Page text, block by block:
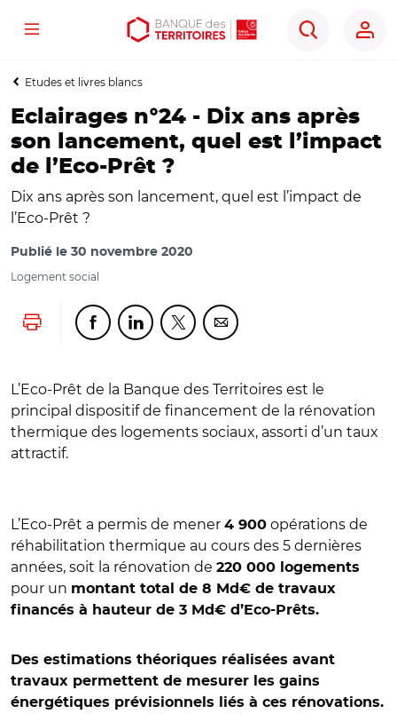
Aller
contenu
Aller
menu
Ouvrir
outils
Menu
Rechercher
Etudes et livres blancs
Eclairages n°24 - Dix ans après
son lancement, quel est l’impact
de l’Eco-Prêt ?
Dix ans après son lancement, quel est l’impact de
l’Eco-Prêt ?
Publié le 30 novembre 2020
Logement social
Lancer l'impressionPartager cette page sur Facebook
Partager cette page sur Linkedin
Partager cette page sur Twitter
Partager cette page sur
L’Eco-Prêt de la Banque des Territoires est le
principal dispositif de financement de la rénovation
thermique des logements sociaux, assorti d’un taux
attractif.
L’Eco-Prêt a permis de mener 4 900 opérations de
réhabilitation thermique au cours des 5 dernières
années, soit la rénovation de 220 000 logements
pour un montant total de 8 Md€ de travaux
financés à hauteur de 3 Md€ d’Eco-Prêts.
Des estimations théoriques réalisées avant
travaux permettent de mesurer les gains
énergétiques prévisionnels liés à ces rénovations.